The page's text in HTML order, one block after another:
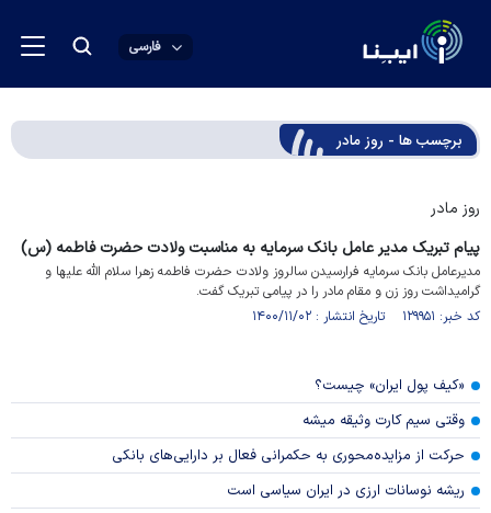
فارسی
برچسب ها - روز مادر
روز مادر
پیام تبریک مدیر عامل بانک سرمایه به مناسبت ولادت حضرت فاطمه (س)
مدیرعامل بانک سرمایه فرارسیدن سالروز ولادت حضرت فاطمه زهرا سلام الله علیها و
گرامیداشت روز زن و مقام مادر را در پیامی تبریک گفت.
کد خبر: ۱۲۹۹۵۱ تاریخ انتشار : ۱۴۰۰/۱۱/۰۲
«کیف پول ایران» چیست؟
وقتی سیم کارت وثیقه میشه
حرکت از مزایده‌محوری به حکمرانی فعال بر دارایی‌های بانکی
ریشه نوسانات ارزی در ایران سیاسی است